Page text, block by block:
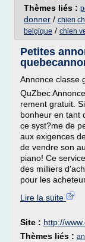
Thèmes liés :
donner / chien
belgique / chien
Petites
Annonce classe
QuZbec
rement gratuit.
bonheur en tant
ce syst?me de
aux exigences
de vendre son
piano! Ce
des milliers
pour les
Lire la suite
Site : http://
Thèmes liés :